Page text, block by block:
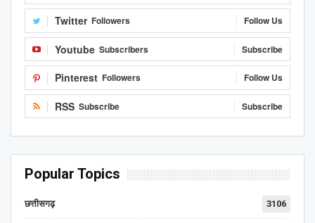
Twitter Followers Follow Us
Youtube Subscribers Subscribe
Pinterest Followers Follow Us
RSS Subscribe Subscribe
Popular Topics
छत्तीसगढ़ 3106